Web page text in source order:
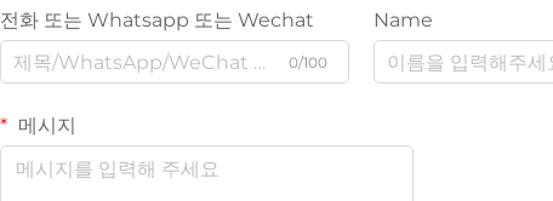
전화 또는 Whatsapp 또는 Wechat
0/100
Name
메시지